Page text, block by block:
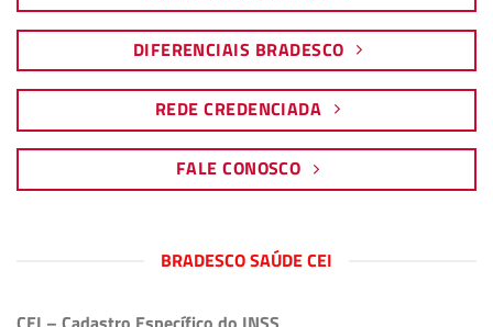
DIFERENCIAIS BRADESCO
REDE CREDENCIADA
FALE CONOSCO
BRADESCO SAÚDE CEI